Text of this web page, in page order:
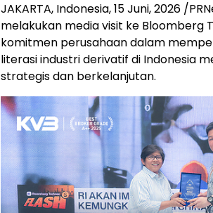
JAKARTA, Indonesia,15 Juni, 2026 /
melakukan media visit ke Bloomberg
komitmen perusahaan dalam
literasi industri derivatif di Indonesia
strategis dan berkelanjutan.